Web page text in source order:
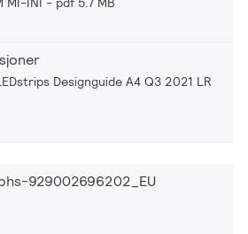
Designguide A4 Q3 2021 LR
929002696202_EU